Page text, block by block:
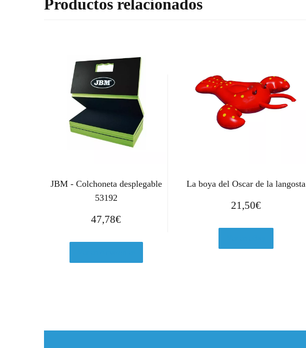
Productos relacionados
JBM - Colchoneta desplegable
53192
47,78€
La boya del Oscar de la langosta
21,50€